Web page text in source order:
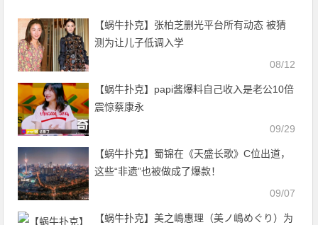
【蜗牛扑克】张柏芝删光平台所有动态 被猜
测为让儿子低调入学
08/12
【蜗牛扑克】papi酱爆料自己收入是老公10倍
震惊蔡康永
09/29
【蜗牛扑克】蜀锦在《天盛长歌》C位出道，
这些“非遗”也被做成了爆款！
09/07
【蜗牛扑克】美之嶋惠理（美ノ嶋めぐり）为